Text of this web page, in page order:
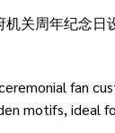
关周年纪念
fan
motifs, ideal